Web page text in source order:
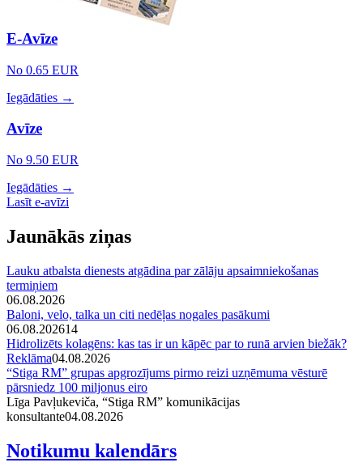
E-Avīze
No 0.65 EUR
Iegādāties →
Avīze
No 9.50 EUR
Iegādāties →
Lasīt e-avīzi
Jaunākās ziņas
Lauku atbalsta dienests atgādina par zālāju apsaimniekošanas
termiņiem
06.08.2026
Baloni, velo, talka un citi nedēļas nogales pasākumi
06.08.202614
Hidrolizēts kolagēns: kas tas ir un kāpēc par to runā arvien biežāk?
Reklāma04.08.2026
“Stiga RM” grupas apgrozījums pirmo reizi uzņēmuma vēsturē
pārsniedz 100 miljonus eiro
Līga Pavļukeviča, “Stiga RM” komunikācijas
konsultante04.08.2026
Notikumu kalendārs